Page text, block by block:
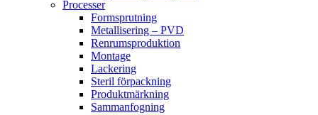
Processer
Formsprutning
Metallisering – PVD
Renrumsproduktion
Montage
Lackering
Steril förpackning
Produktmärkning
Sammanfogning